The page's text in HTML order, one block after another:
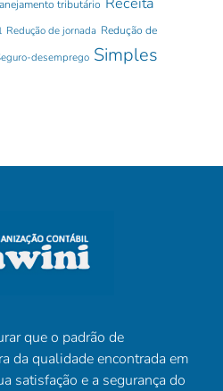
tributário
Redução de jornada Redução de
desemprego Simples
que o padrão de
da qualidade encontrada em
satisfação e a segurança do